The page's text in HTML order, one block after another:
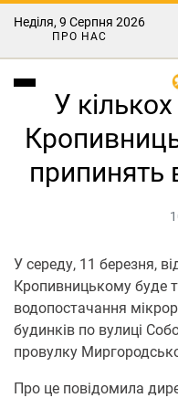
Неділя, 9 Серпня 2026
ПРО НАС
У
припинять
У середу, 11 березня,
Кропивницькому буде
водопостачання
будинків по вулиці
провулку
Про це повідомила